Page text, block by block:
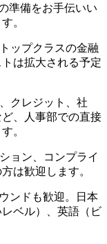
準備をお手伝いい
。
ップクラスの金融
は拡大される予定
クレジット、社
、人事部での直接
。
ョン、コンプライ
は歓迎します。
ンドも歓迎。日本
ベル）、英語（ビ